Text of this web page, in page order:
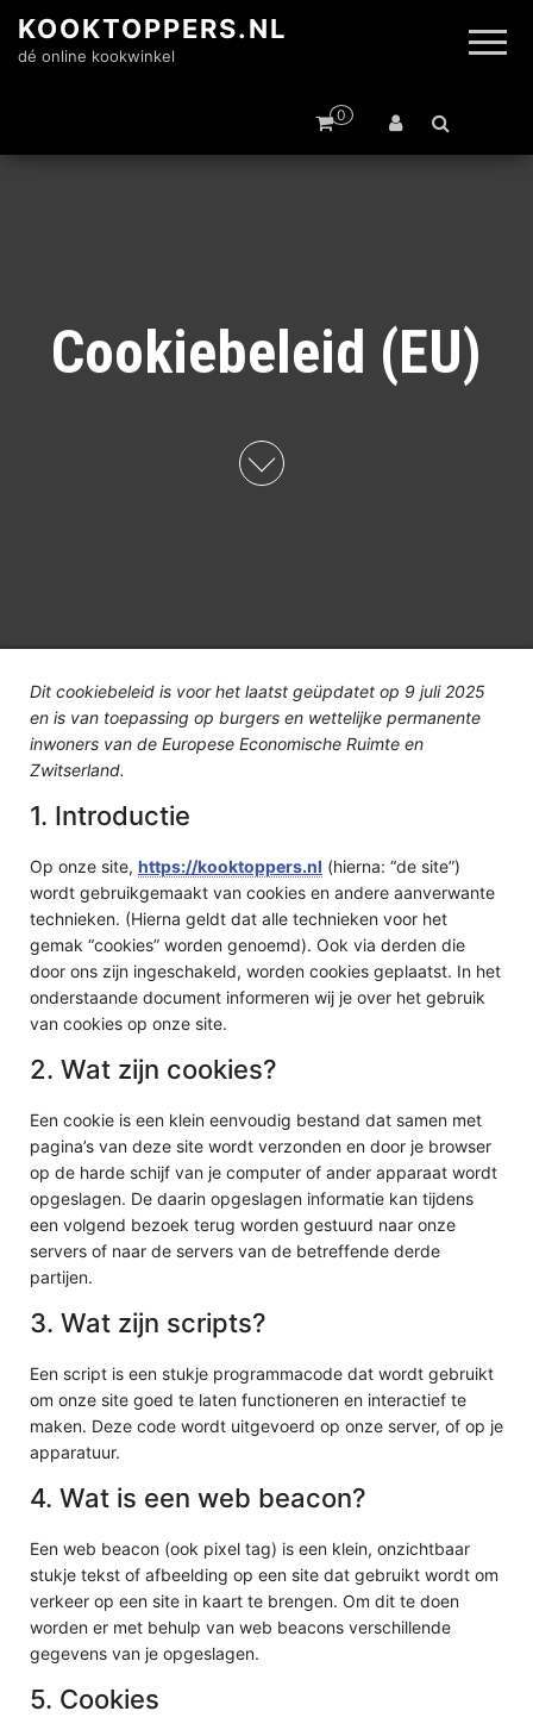
KOOKTOPPERS.NL
dé online kookwinkel
0
Cookiebeleid (EU)
Dit cookiebeleid is voor het laatst geüpdatet op 9 juli 2025
en is van toepassing op burgers en wettelijke permanente
inwoners van de Europese Economische Ruimte en
Zwitserland.
1. Introductie
Op onze site, https://kooktoppers.nl (hierna: “de site”)
wordt gebruikgemaakt van cookies en andere aanverwante
technieken. (Hierna geldt dat alle technieken voor het
gemak “cookies” worden genoemd). Ook via derden die
door ons zijn ingeschakeld, worden cookies geplaatst. In het
onderstaande document informeren wij je over het gebruik
van cookies op onze site.
2. Wat zijn cookies?
Een cookie is een klein eenvoudig bestand dat samen met
pagina’s van deze site wordt verzonden en door je browser
op de harde schijf van je computer of ander apparaat wordt
opgeslagen. De daarin opgeslagen informatie kan tijdens
een volgend bezoek terug worden gestuurd naar onze
servers of naar de servers van de betreffende derde
partijen.
3. Wat zijn scripts?
Een script is een stukje programmacode dat wordt gebruikt
om onze site goed te laten functioneren en interactief te
maken. Deze code wordt uitgevoerd op onze server, of op je
apparatuur.
4. Wat is een web beacon?
Een web beacon (ook pixel tag) is een klein, onzichtbaar
stukje tekst of afbeelding op een site dat gebruikt wordt om
verkeer op een site in kaart te brengen. Om dit te doen
worden er met behulp van web beacons verschillende
gegevens van je opgeslagen.
5. Cookies